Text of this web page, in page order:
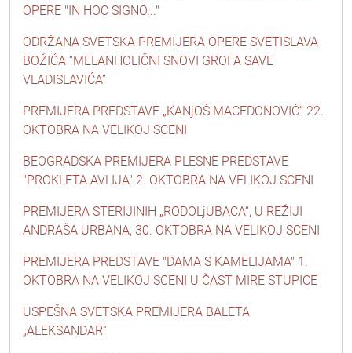
OPERE "IN HOC SIGNO..."
ODRŽANA SVETSKA PREMIJERA OPERE SVETISLAVA
BOŽIĆA “MELANHOLIČNI SNOVI GROFA SAVE
VLADISLAVIĆA”
PREMIJERA PREDSTAVE „KANjOŠ MACEDONOVIĆ“ 22.
OKTOBRA NA VELIKOJ SCENI
BEOGRADSKA PREMIJERA PLESNE PREDSTAVE
"PROKLETA AVLIJA" 2. OKTOBRA NA VELIKOJ SCENI
PREMIJERA STERIJINIH „RODOLjUBACA“, U REŽIJI
ANDRAŠA URBANA, 30. OKTOBRA NA VELIKOJ SCENI
PREMIJERA PREDSTAVE "DAMA S KAMELIJAMA" 1.
OKTOBRA NA VELIKOJ SCENI U ČAST MIRE STUPICE
USPEŠNA SVETSKA PREMIJERA BALETA
„ALEKSANDAR“